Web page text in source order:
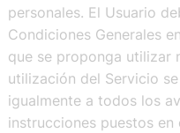
personales. El Usuario
Condiciones Generales
que se proponga utilizar
utilización del Servicio
igualmente a todos los
instrucciones puestos